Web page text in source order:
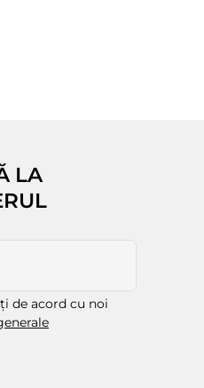
LA
de acord cu noi